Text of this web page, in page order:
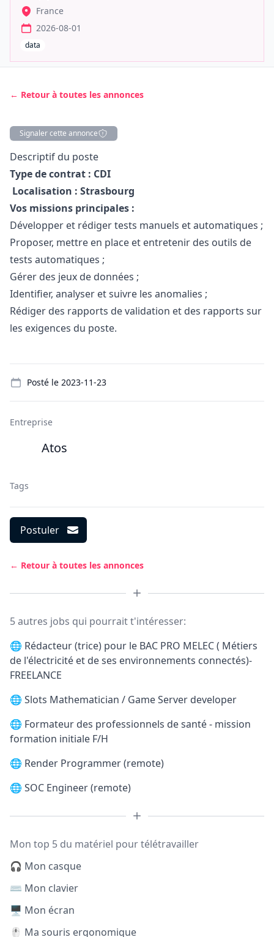
France
2026-08-01
data
← Retour à toutes les annonces
Signaler cette annonce
Description
Descriptif du poste
Type de contrat : CDI
Localisation : Strasbourg
Vos missions principales :
Développer et rédiger tests manuels et automatiques ;
Proposer, mettre en place et entretenir des outils de
tests automatiques ;
Gérer des jeux de données ;
Identifier, analyser et suivre les anomalies ;
Rédiger des rapports de validation et des rapports sur
les exigences du poste.
Posté le 2023-11-23
Entreprise
Atos
Tags
Postuler
← Retour à toutes les annonces
5 autres jobs qui pourrait t'intéresser:
🌐 Rédacteur (trice) pour le BAC PRO MELEC ( Métiers
de l'électricité et de ses environnements connectés)-
FREELANCE
🌐 Slots Mathematician / Game Server developer
🌐 Formateur des professionnels de santé - mission
formation initiale F/H
🌐 Render Programmer (remote)
🌐 SOC Engineer (remote)
Mon top 5 du matériel pour télétravailler
🎧 Mon casque
⌨️ Mon clavier
🖥️ Mon écran
🖱️ Ma souris ergonomique